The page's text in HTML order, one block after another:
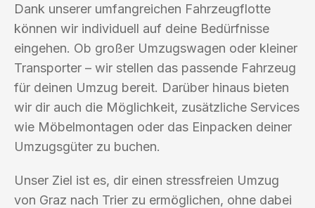
Dank unserer umfangreichen Fahrzeugflotte
können wir individuell auf deine Bedürfnisse
eingehen. Ob großer Umzugswagen oder kleiner
Transporter – wir stellen das passende Fahrzeug
für deinen Umzug bereit. Darüber hinaus bieten
wir dir auch die Möglichkeit, zusätzliche Services
wie Möbelmontagen oder das Einpacken deiner
Umzugsgüter zu buchen.
Unser Ziel ist es, dir einen stressfreien Umzug
von Graz nach Trier zu ermöglichen, ohne dabei